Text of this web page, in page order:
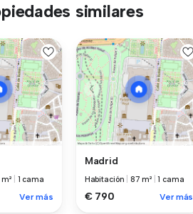
similares
1 cama
Ver más
Madrid
Habitación |87 m² |1 cama
€ 790 Ver más